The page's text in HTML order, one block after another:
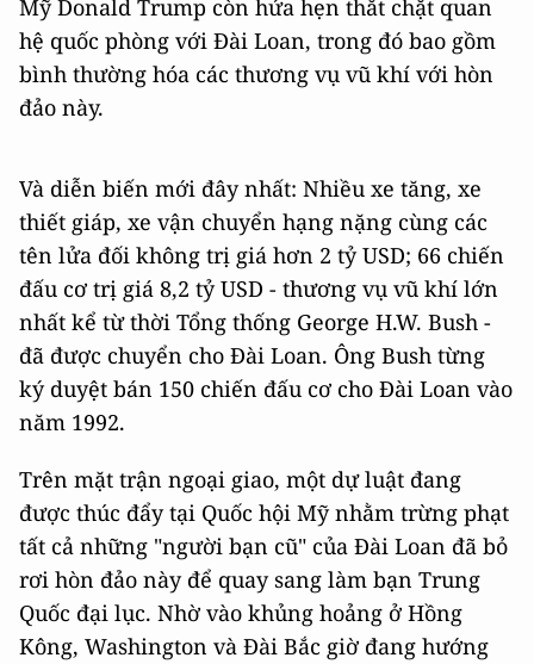
Mỹ Donald Trump còn hứa hẹn thắt chặt quan
hệ quốc phòng với Đài Loan, trong đó bao gồm
bình thường hóa các thương vụ vũ khí với hòn
đảo này.
Và diễn biến mới đây nhất: Nhiều xe tăng, xe
thiết giáp, xe vận chuyển hạng nặng cùng các
tên lửa đối không trị giá hơn 2 tỷ USD; 66 chiến
đấu cơ trị giá 8,2 tỷ USD - thương vụ vũ khí lớn
nhất kể từ thời Tổng thống George H.W. Bush -
đã được chuyển cho Đài Loan. Ông Bush từng
ký duyệt bán 150 chiến đấu cơ cho Đài Loan vào
năm 1992.
Trên mặt trận ngoại giao, một dự luật đang
được thúc đẩy tại Quốc hội Mỹ nhằm trừng phạt
tất cả những "người bạn cũ" của Đài Loan đã bỏ
rơi hòn đảo này để quay sang làm bạn Trung
Quốc đại lục. Nhờ vào khủng hoảng ở Hồng
Kông, Washington và Đài Bắc giờ đang hướng